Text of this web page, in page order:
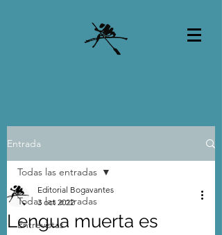
Entrada
Todas las entradas
Entrevistas
Todas las entradas
Lengua muerta es
Editorial Bogavantes
3 oct 2022